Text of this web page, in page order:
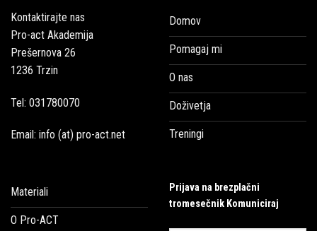
Kontaktirajte nas
Pro-act Akademija
Prešernova 26
1236 Trzin
Tel: 031780070
Email: info (at) pro-act.net
Domov
Pomagaj mi
O nas
Doživetja
Treningi
Materiali
O Pro-ACT
Prijava na brezplačni
tromesečnik Komuniciraj